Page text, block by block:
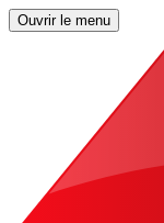
Ouvrir le menu